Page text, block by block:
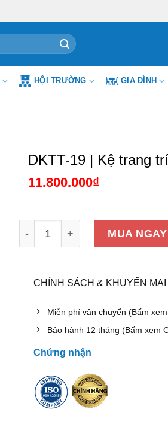
HỘI TRƯỜNG GIA ĐÌNH
DKTT-19 | Kệ trang
11.800.000₫
MUA NGAY
CHÍNH SÁCH & KHUYẾN MẠI
Miễn phí vận chuyển (Bấm
Bảo hành 12 tháng (Bấm xem
Chứng nhận